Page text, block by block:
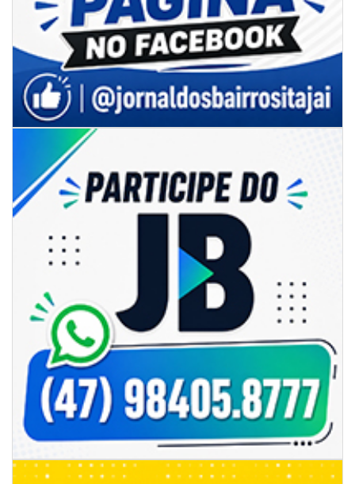
06/08/2026 | 18:28
Ciclone-bomba se forma sobre o oceano, mas Santa Catarina terá
impactos provocados pela frente fria e pelo vento Sul
ITAPEMA